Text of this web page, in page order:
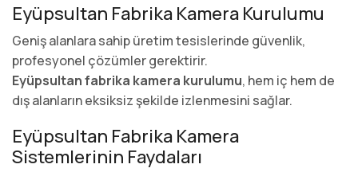
Eyüpsultan Fabrika Kamera Kurulumu
Geniş alanlara sahip üretim tesislerinde güvenlik,
profesyonel çözümler gerektirir.
Eyüpsultan fabrika kamera kurulumu, hem iç hem de
dış alanların eksiksiz şekilde izlenmesini sağlar.
Eyüpsultan Fabrika Kamera
Sistemlerinin Faydaları